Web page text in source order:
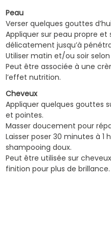
Peau
Verser quelques gouttes
Appliquer sur peau propre
délicatement jusqu’à
Utiliser matin et/ou soir selon
Peut être associée à une
l’effet nutrition.
Cheveux
Appliquer quelques gouttes
et pointes.
Masser doucement pour
Laisser poser 30 minutes à 1
shampooing doux.
Peut être utilisée sur
finition pour plus de brillance.